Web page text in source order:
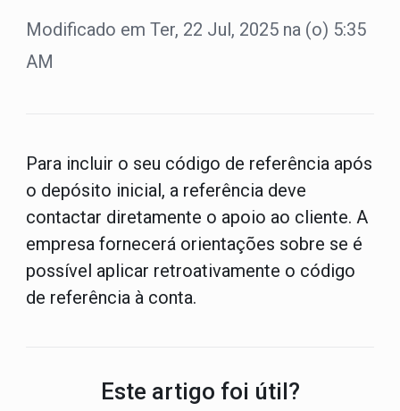
Modificado em Ter, 22 Jul, 2025 na (o) 5:35
AM
Para incluir o seu código de referência após
o depósito inicial, a referência deve
contactar diretamente o apoio ao cliente. A
empresa fornecerá orientações sobre se é
possível aplicar retroativamente o código
de referência à conta.
Este artigo foi útil?